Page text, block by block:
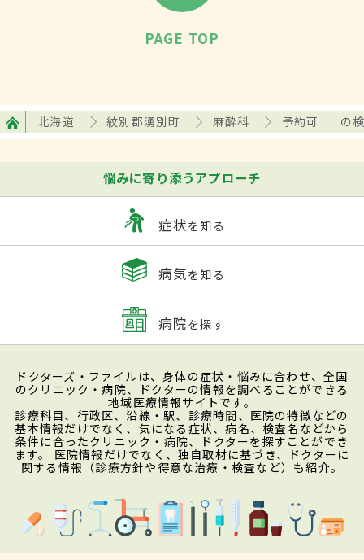
PAGE TOP
北海道 紋別郡湧別町 麻酔科 予約可 の
悩みに寄り添うアプローチ
症状を知る
病気を知る
病院を探す
ドクターズ・ファイルは、身体の症状・悩みに合わせ、全国
のクリニック・病院、ドクターの情報を調べることができる
地域医療情報サイトです。
診療科目、行政区、沿線・駅、診療時間、医院の特徴などの
基本情報だけでなく、気になる症状、病名、検査名などから
条件に合ったクリニック・病院、ドクターを探すことができ
ます。 医院情報だけでなく、独自取材に基づき、ドクターに
関する情報（診療方針や得意な治療・検査など）も紹介。